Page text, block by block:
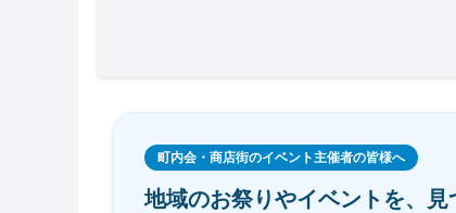
町内会・商店街のイベント主催者の皆様へ
地域のお祭りやイベントを、 見